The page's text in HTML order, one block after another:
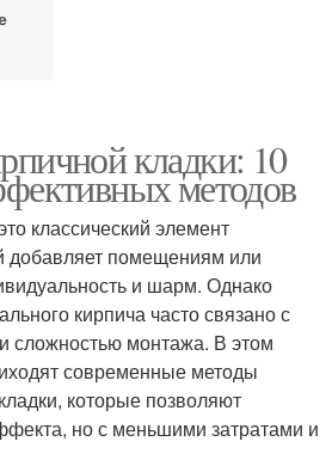
кладки: 10
методов
классический элемент
добавляет помещениям или
и шарм. Однако
кирпича часто связано с
сложностью монтажа. В этом
современные методы
которые позволяют
но с меньшими затратами и